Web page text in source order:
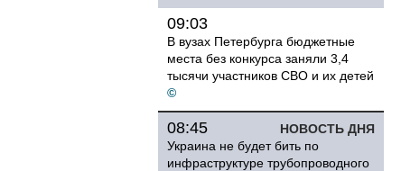
09:03
В вузах Петербурга бюджетные
места без конкурса заняли 3,4
тысячи участников СВО и их детей
©
НОВОСТЬ ДНЯ
08:45
Украина не будет бить по
инфраструктуре трубопроводного